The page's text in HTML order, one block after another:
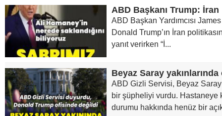
ABD Başkan Yardımcısı
Donald Trump’ın İran
yanıt verirken “İ...
Beyaz Saray yakınlarında
ABD Gizli Servisi, Beyaz Saray
bir şüpheliyi vurdu. Hastaneye
durumu hakkında henüz bir